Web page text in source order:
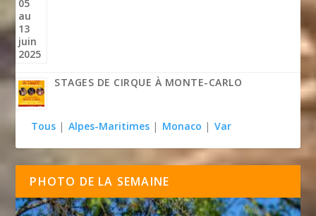
STAGES DE CIRQUE À MONTE-CARLO
Tous | Alpes-Maritimes | Monaco | Var
PHOTO DE LA SEMAINE